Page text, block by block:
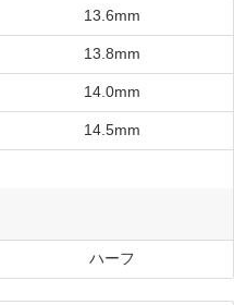
13.6mm
13.8mm
14.0mm
14.5mm
ハーフ